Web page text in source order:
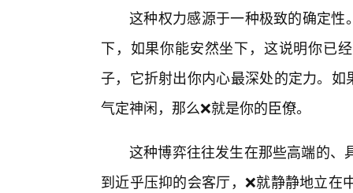
这种权力感源于一种极致的确定性
下，如果你能安然坐下，这说明你已
子，它折射出你内心最深处的定力。
气定神闲，那么❌就是你的臣僚。
这种博弈往往发生在那些高端的、
到近乎压抑的会客厅，❌就静静地立